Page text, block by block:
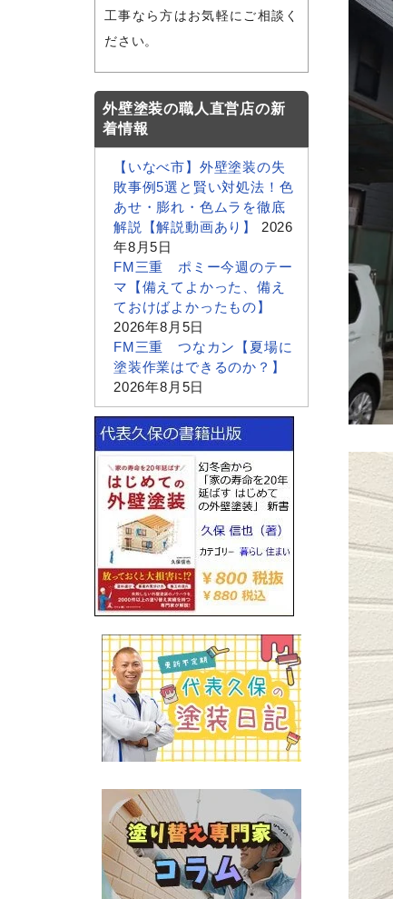
工事なら方はお気軽にご相談く
ださい。
外壁塗装の職人直営店の新
着情報
【いなべ市】外壁塗装の失
敗事例5選と賢い対処法！色
あせ・膨れ・色ムラを徹底
解説【解説動画あり】
2026
年8月5日
FM三重 ポミー今週のテー
マ【備えてよかった、備え
ておけばよかったもの】
2026年8月5日
FM三重 つなカン【夏場に
塗装作業はできるのか？】
2026年8月5日